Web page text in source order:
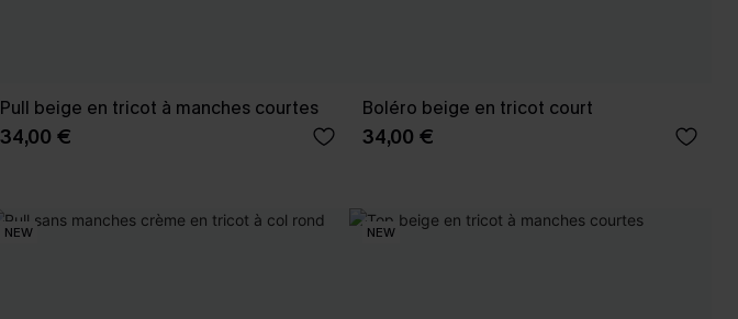
Pull beige en tricot à manches courtes
34,00 €
Boléro beige en tricot court
34,00 €
NEW NEW